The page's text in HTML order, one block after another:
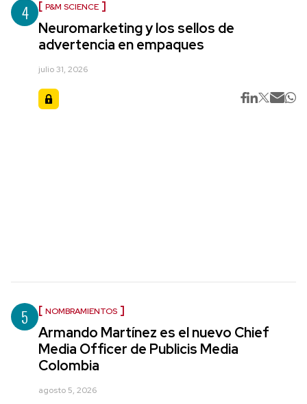
4 P&M SCIENCE
Neuromarketing y los sellos de
advertencia en empaques
julio 31, 2026
5 NOMBRAMIENTOS
Armando Martínez es el nuevo Chief
Media Officer de Publicis Media
Colombia
agosto 5, 2026